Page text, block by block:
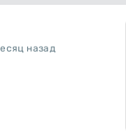
назад